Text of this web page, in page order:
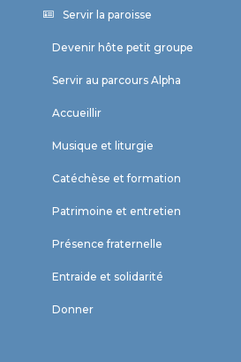
Servir la paroisse
Devenir hôte petit groupe
Servir au parcours Alpha
Accueillir
Musique et liturgie
Catéchèse et formation
Patrimoine et entretien
Présence fraternelle
Entraide et solidarité
Donner